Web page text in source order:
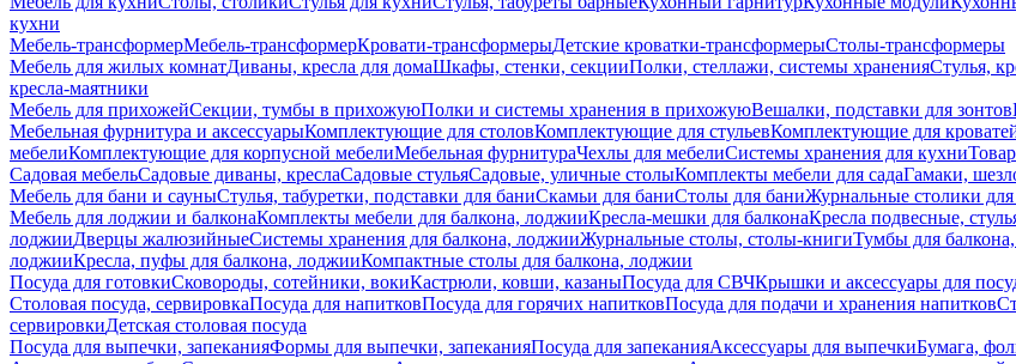
кухни
Мебель-трансформерМебель-трансформерКровати-трансформерыДетские кроватки-трансформерыСтолы-трансформеры
Мебель для жилых комнатДиваны, кресла для домаШкафы, стенки, секцииПолки, стеллажи, системы храненияСтулья,
кресла-маятники
Мебель для прихожейСекции, тумбы в прихожуюПолки и системы хранения в прихожуюВешалки, подставки для зонтов
Мебельная фурнитура и аксессуарыКомплектующие для столовКомплектующие для стульевКомплектующие для
мебелиКомплектующие для корпусной мебелиМебельная фурнитураЧехлы для мебелиСистемы хранения для кухни
Садовая мебельСадовые диваны, креслаСадовые стульяСадовые, уличные столыКомплекты мебели для садаГамаки,
Мебель для бани и сауныСтулья, табуретки, подставки для баниСкамьи для баниСтолы для баниЖурнальные столики
Мебель для лоджии и балконаКомплекты мебели для балкона, лоджииКресла-мешки для балконаКресла подвесные,
лоджииДверцы жалюзийныеСистемы хранения для балкона, лоджииЖурнальные столы, столы-книгиТумбы для
лоджииКресла, пуфы для балкона, лоджииКомпактные столы для балкона, лоджии
Посуда для готовкиСковороды, сотейники, вокиКастрюли, ковши, казаныПосуда для СВЧКрышки и аксессуары для
Столовая посуда, сервировкаПосуда для напитковПосуда для горячих напитковПосуда для подачи и хранения напитков
сервировкиДетская столовая посуда
Посуда для выпечки, запеканияФормы для выпечки, запеканияПосуда для запеканияАксессуары для выпечкиБумага,